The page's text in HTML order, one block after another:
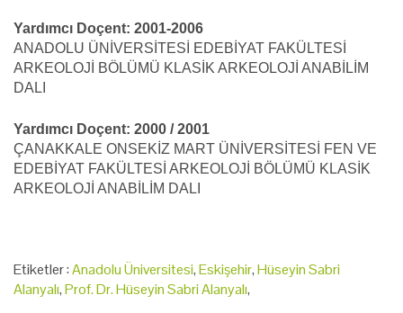
Yardımcı Doçent: 2001-2006
ANADOLU ÜNİVERSİTESİ EDEBİYAT FAKÜLTESİ
ARKEOLOJİ BÖLÜMÜ KLASİK ARKEOLOJİ ANABİLİM
DALI
Yardımcı Doçent: 2000 / 2001
ÇANAKKALE ONSEKİZ MART ÜNİVERSİTESİ FEN VE
EDEBİYAT FAKÜLTESİ ARKEOLOJİ BÖLÜMÜ KLASİK
ARKEOLOJİ ANABİLİM DALI
Etiketler :Anadolu Üniversitesi,Eskişehir,Hüseyin Sabri
Alanyalı,Prof. Dr. Hüseyin Sabri Alanyalı,